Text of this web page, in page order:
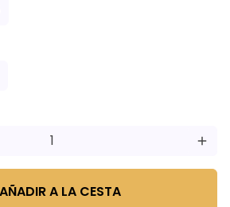
add
A LA CESTA